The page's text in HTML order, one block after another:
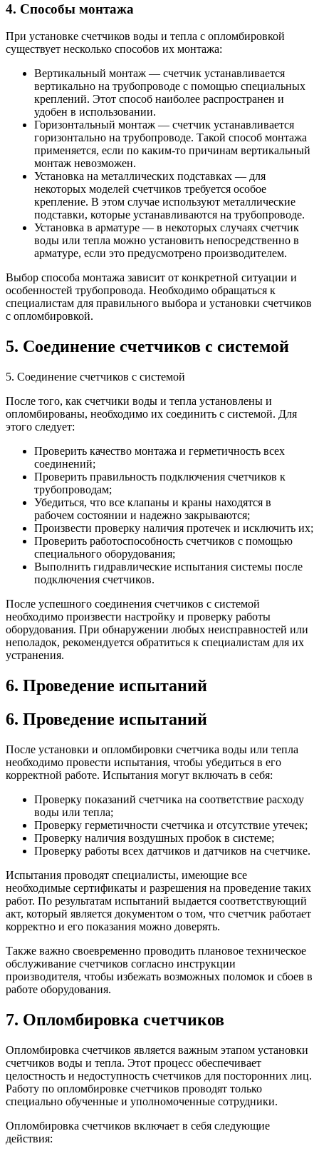
4. Способы монтажа
При установке счетчиков воды и тепла с опломбировкой
существует несколько способов их монтажа:
Вертикальный монтаж — счетчик устанавливается
вертикально на трубопроводе с помощью специальных
креплений. Этот способ наиболее распространен и
удобен в использовании.
Горизонтальный монтаж — счетчик устанавливается
горизонтально на трубопроводе. Такой способ монтажа
применяется, если по каким-то причинам вертикальный
монтаж невозможен.
Установка на металлических подставках — для
некоторых моделей счетчиков требуется особое
крепление. В этом случае используют металлические
подставки, которые устанавливаются на трубопроводе.
Установка в арматуре — в некоторых случаях счетчик
воды или тепла можно установить непосредственно в
арматуре, если это предусмотрено производителем.
Выбор способа монтажа зависит от конкретной ситуации и
особенностей трубопровода. Необходимо обращаться к
специалистам для правильного выбора и установки счетчиков
с опломбировкой.
5. Соединение счетчиков с системой
5. Соединение счетчиков с системой
После того, как счетчики воды и тепла установлены и
опломбированы, необходимо их соединить с системой. Для
этого следует:
Проверить качество монтажа и герметичность всех
соединений;
Проверить правильность подключения счетчиков к
трубопроводам;
Убедиться, что все клапаны и краны находятся в
рабочем состоянии и надежно закрываются;
Произвести проверку наличия протечек и исключить их;
Проверить работоспособность счетчиков с помощью
специального оборудования;
Выполнить гидравлические испытания системы после
подключения счетчиков.
После успешного соединения счетчиков с системой
необходимо произвести настройку и проверку работы
оборудования. При обнаружении любых неисправностей или
неполадок, рекомендуется обратиться к специалистам для их
устранения.
6. Проведение испытаний
6. Проведение испытаний
После установки и опломбировки счетчика воды или тепла
необходимо провести испытания, чтобы убедиться в его
корректной работе. Испытания могут включать в себя:
Проверку показаний счетчика на соответствие расходу
воды или тепла;
Проверку герметичности счетчика и отсутствие утечек;
Проверку наличия воздушных пробок в системе;
Проверку работы всех датчиков и датчиков на счетчике.
Испытания проводят специалисты, имеющие все
необходимые сертификаты и разрешения на проведение таких
работ. По результатам испытаний выдается соответствующий
акт, который является документом о том, что счетчик работает
корректно и его показания можно доверять.
Также важно своевременно проводить плановое техническое
обслуживание счетчиков согласно инструкции
производителя, чтобы избежать возможных поломок и сбоев в
работе оборудования.
7. Опломбировка счетчиков
Опломбировка счетчиков является важным этапом установки
счетчиков воды и тепла. Этот процесс обеспечивает
целостность и недоступность счетчиков для посторонних лиц.
Работу по опломбировке счетчиков проводят только
специально обученные и уполномоченные сотрудники.
Опломбировка счетчиков включает в себя следующие
действия: